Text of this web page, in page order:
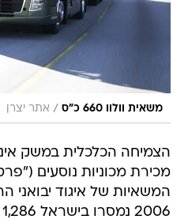
משאית וולוו 660 כ"ס / אתר יצרן
הצמיחה הכלכלית במשק
מכירת מכוניות נוסעים
המשאיות של איגוד יבואני